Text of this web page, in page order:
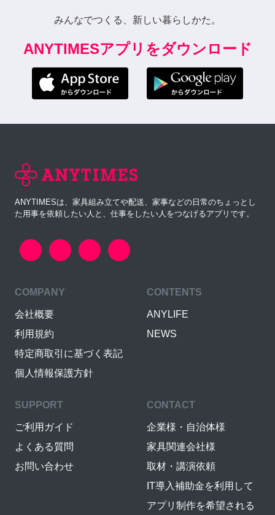
みんなでつくる、新しい暮らしかた。
ANYTIMESアプリをダウンロード
ANYTIMESは、家具組み立てや配送、家事などの日常のちょっとし
た用事を依頼したい人と、仕事をしたい人をつなげるアプリです。
COMPANY
会社概要
利用規約
特定商取引に基づく表記
個人情報保護方針
CONTENTS
ANYLIFE
NEWS
SUPPORT
ご利用ガイド
よくある質問
お問い合わせ
CONTACT
企業様・自治体様
家具関連会社様
取材・講演依頼
IT導入補助金を利用して
アプリ制作を希望される